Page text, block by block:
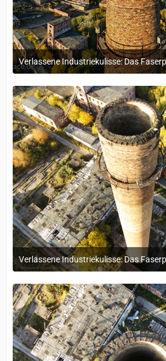
4. November 2024 um 16:15
4. November 2024 um 16:15